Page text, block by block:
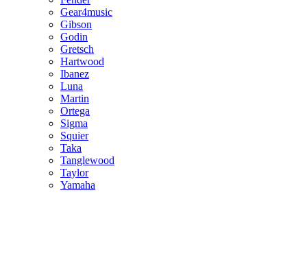
Gear4music
Gibson
Godin
Gretsch
Hartwood
Ibanez
Luna
Martin
Ortega
Sigma
Squier
Taka
Tanglewood
Taylor
Yamaha